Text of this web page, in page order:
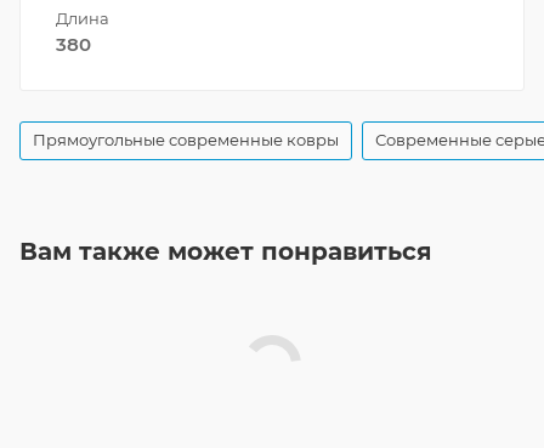
Длина
380
Прямоугольные современные ковры Современные
Вам также может понравиться